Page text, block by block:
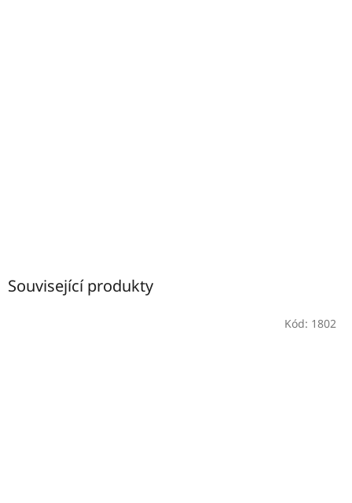
Související produkty
Kód: 1802